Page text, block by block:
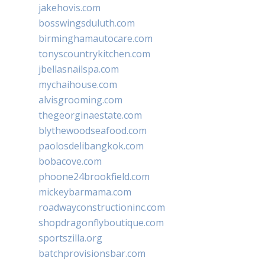
jakehovis.com
bosswingsduluth.com
birminghamautocare.com
tonyscountrykitchen.com
jbellasnailspa.com
mychaihouse.com
alvisgrooming.com
thegeorginaestate.com
blythewoodseafood.com
paolosdelibangkok.com
bobacove.com
phoone24brookfield.com
mickeybarmama.com
roadwayconstructioninc.com
shopdragonflyboutique.com
sportszilla.org
batchprovisionsbar.com